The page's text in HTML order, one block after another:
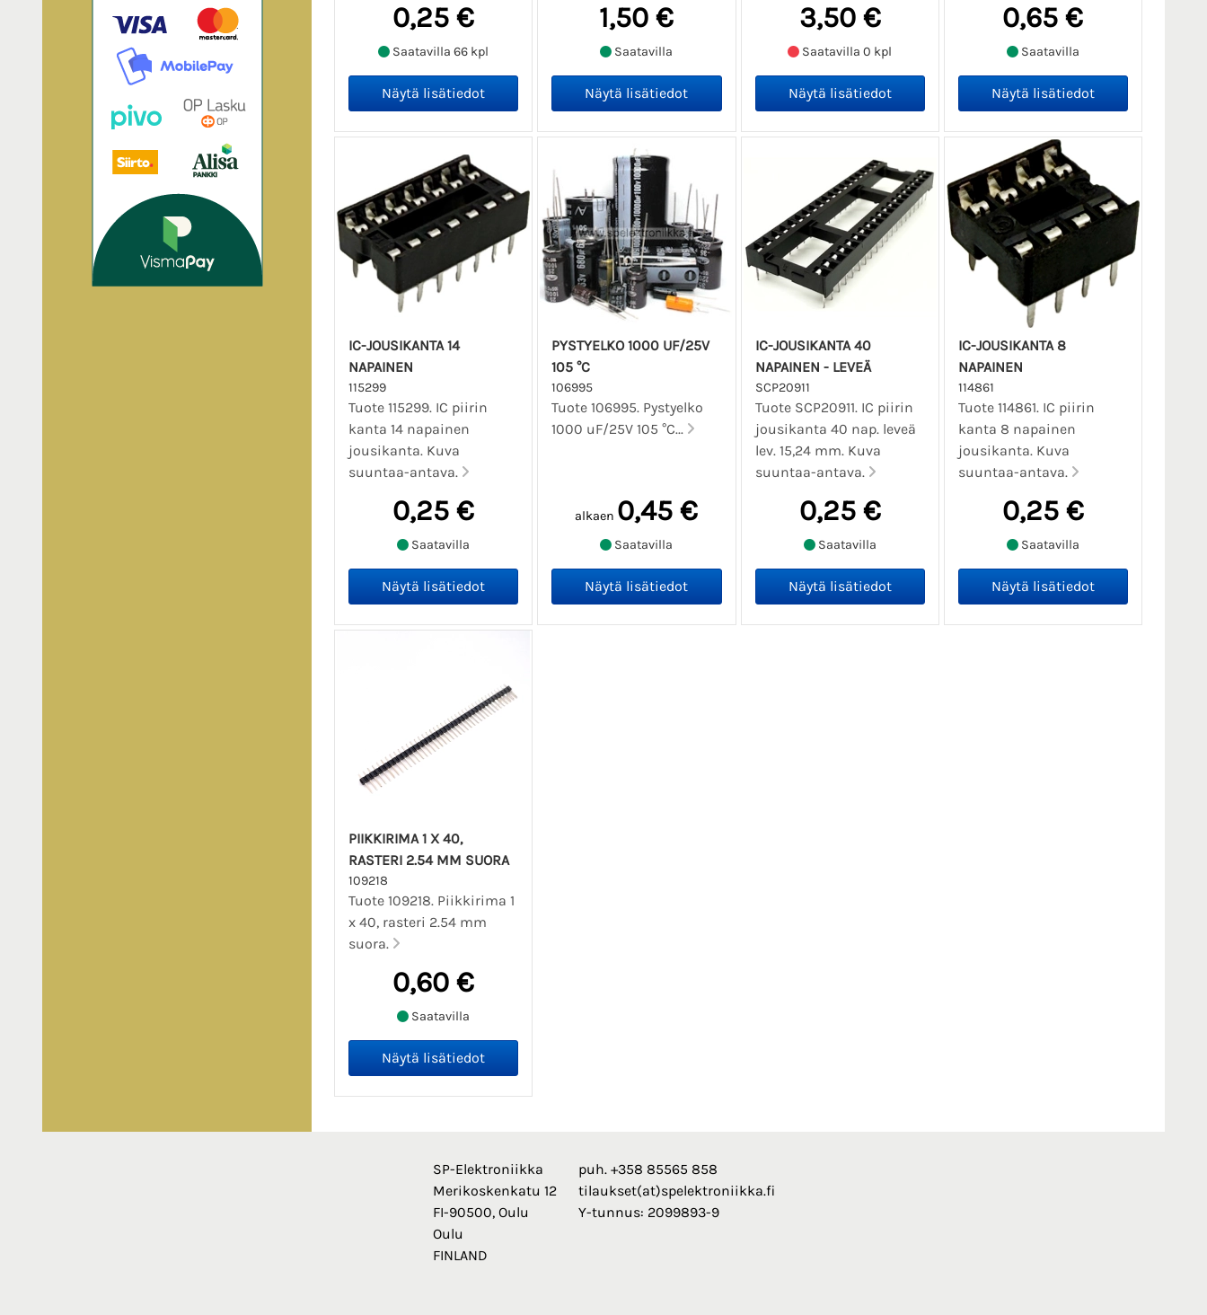
0,25 €
Saatavilla 66 kpl
1,50 €
Saatavilla
3,50 €
Saatavilla 0 kpl
0,65 €
Saatavilla
IC-JOUSIKANTA 14
NAPAINEN
115299
Tuote 115299. IC piirin
kanta 14 napainen
jousikanta. Kuva
suuntaa-antava.
0,25 €
Saatavilla
PYSTYELKO 1000 UF/25V
105 °C
106995
Tuote 106995. Pystyelko
1000 uF/25V 105 °C...
alkaen 0,45 €
Saatavilla
IC-JOUSIKANTA 40
NAPAINEN - LEVEÄ
SCP20911
Tuote SCP20911. IC piirin
jousikanta 40 nap. leveä
lev. 15,24 mm. Kuva
suuntaa-antava.
0,25 €
Saatavilla
IC-JOUSIKANTA 8
NAPAINEN
114861
Tuote 114861. IC piirin
kanta 8 napainen
jousikanta. Kuva
suuntaa-antava.
0,25 €
Saatavilla
PIIKKIRIMA 1 X 40,
RASTERI 2.54 MM SUORA
109218
Tuote 109218. Piikkirima 1
x 40, rasteri 2.54 mm
suora.
0,60 €
Saatavilla
SP-Elektroniikka
Merikoskenkatu 12
FI-90500, Oulu
Oulu
FINLAND
puh. +358 85565 858
tilaukset(at)spelektroniikka.fi
Y-tunnus: 2099893-9